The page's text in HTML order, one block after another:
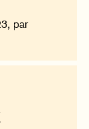
par